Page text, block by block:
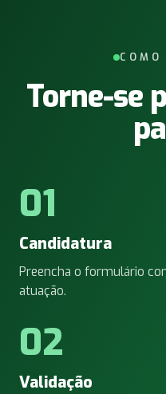
Torne-se
01
Candidatura
Preencha o formulário
atuação.
02
Validação